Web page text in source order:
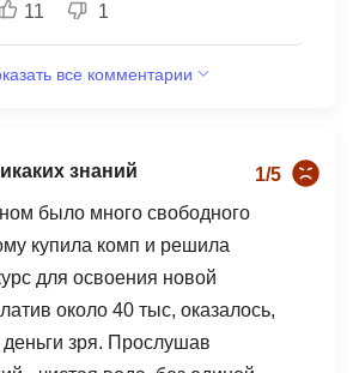
11 1
все комментарии
знаний
1/5
было много свободного
купила комп и решила
для освоения новой
около 40 тыс, оказалось,
зря. Прослушав